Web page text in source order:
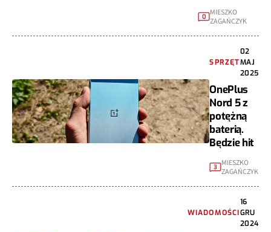
0
MIESZKO
ZAGAŃCZYK
SPRZĘT
02
MAJ
2025
OnePlus
Nord 5 z
potężną
baterią.
Będzie hit
3
MIESZKO
ZAGAŃCZYK
WIADOMOŚCI
16
GRU
2024